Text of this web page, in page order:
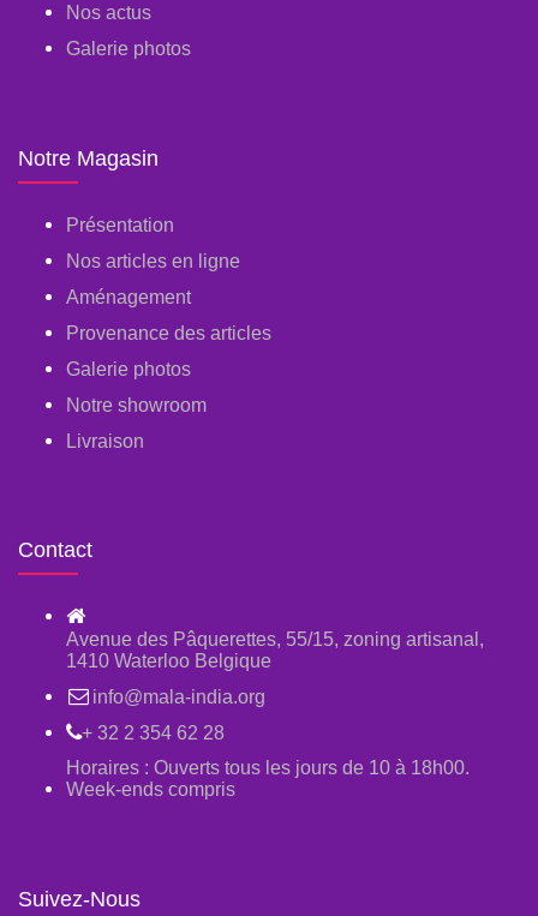
Nos actus
Galerie photos
Notre Magasin
Présentation
Nos articles en ligne
Aménagement
Provenance des articles
Galerie photos
Notre showroom
Livraison
Contact
Avenue des Pâquerettes, 55/15, zoning artisanal,
1410 Waterloo Belgique
info@mala-india.org
+ 32 2 354 62 28
Horaires : Ouverts tous les jours de 10 à 18h00.
Week-ends compris
Suivez-Nous